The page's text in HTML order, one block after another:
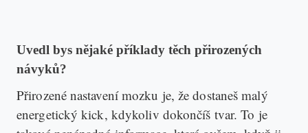
Uvedl bys nějaké příklady těch přirozených
návyků?
Přirozené nastavení mozku je, že dostaneš malý
energetický kick, kdykoliv dokončíš tvar. To je